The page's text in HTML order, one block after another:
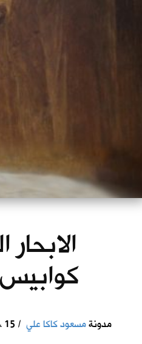
الابحار
مدونةمسعود كاكا علي / 15 ، نوفمبر ، 2002 / السويد